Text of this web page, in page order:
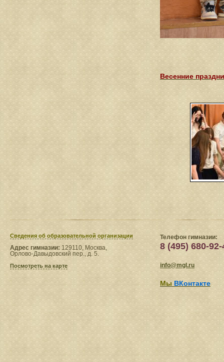
Весенние
Сведения​ об образовательной организации
Адрес гимназии: 129110, Москва,
Орлово-Давыдовский пер., д. 5.
Посмотреть на карте
Телефон гимназии:
8 (495) 680-92-
info@mgl.ru
Мы ВКонтакте